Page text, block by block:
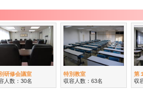
研修会議室
人数：30名
特別教室
収容人数：63名
第
収